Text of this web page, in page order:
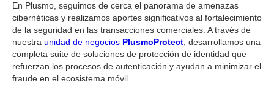
En Plusmo, seguimos de cerca el panorama de amenazas
cibernéticas y realizamos aportes significativos al fortalecimiento
de la seguridad en las transacciones comerciales. A través de
nuestra unidad de negocios PlusmoProtect , desarrollamos una
completa suite de soluciones de protección de identidad que
refuerzan los procesos de autenticación y ayudan a minimizar el
fraude en el ecosistema móvil.